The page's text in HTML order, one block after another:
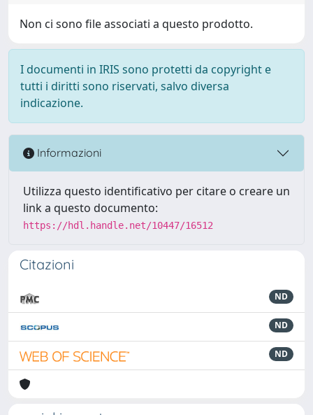
Non ci sono file associati a questo prodotto.
I documenti in IRIS sono protetti da copyright e
tutti i diritti sono riservati, salvo diversa
indicazione.
Informazioni
Utilizza questo identificativo per citare o creare un
link a questo documento:
https://hdl.handle.net/10447/16512
Citazioni
ND
ND
ND